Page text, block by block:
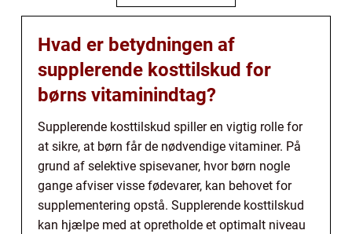
Hvad er betydningen af
supplerende kosttilskud for
børns vitaminindtag?
Supplerende kosttilskud spiller en vigtig rolle for
at sikre, at børn får de nødvendige vitaminer. På
grund af selektive spisevaner, hvor børn nogle
gange afviser visse fødevarer, kan behovet for
supplementering opstå. Supplerende kosttilskud
kan hjælpe med at opretholde et optimalt niveau